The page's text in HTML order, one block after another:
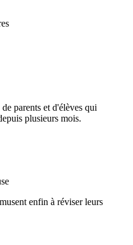
parents et d'élèves qui
plusieurs mois.
enfin à réviser leurs